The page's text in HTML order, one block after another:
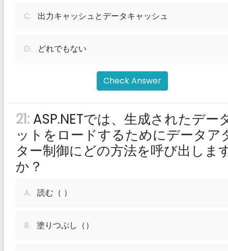
C. 出力キャッシュとデータキャッシュ
D. どれでもない
Check Answer
21: ASP.NETでは、生成されたデー
ットをロードするためにデータア
ター制御にどの方法を呼び出しま
か？
A. 読む（ ）
B. 塗りつぶし（）